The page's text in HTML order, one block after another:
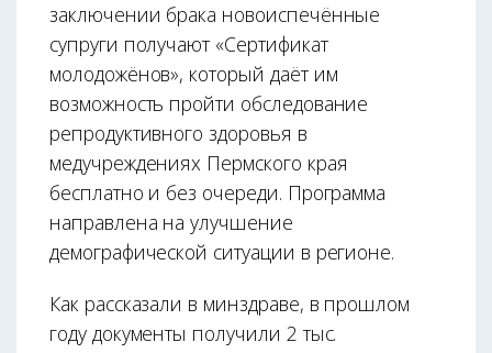
заключении брака новоиспечённые
супруги получают «Сертификат
молодожёнов», который даёт им
возможность пройти обследование
репродуктивного здоровья в
медучреждениях Пермского края
бесплатно и без очереди. Программа
направлена на улучшение
демографической ситуации в регионе.
Как рассказали в минздраве, в прошлом
году документы получили 2 тыс.